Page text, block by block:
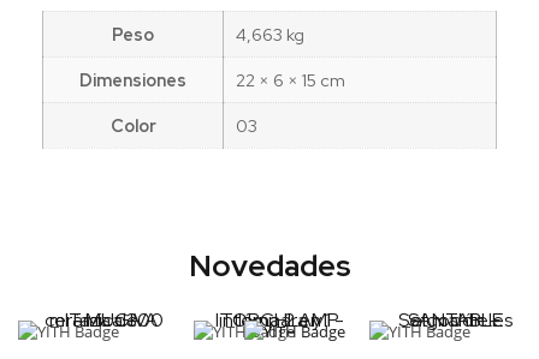
Peso
4,663 kg
Dimensiones
22 × 6 × 15 cm
Color
03
Novedades